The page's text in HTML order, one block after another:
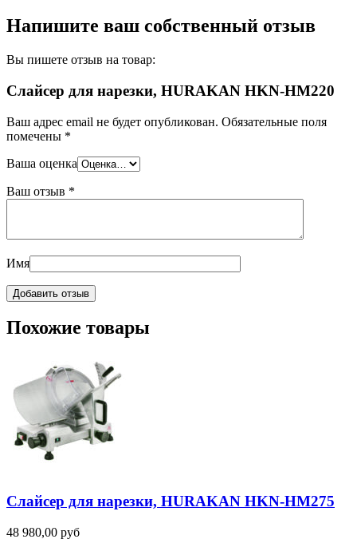
Напишите ваш собственный отзыв
Вы пишете отзыв на товар:
Слайсер для нарезки, HURAKAN HKN-HM220
Ваш адрес email не будет опубликован. Обязательные поля
помечены *
Ваша оценка
Ваш отзыв *
Имя
Похожие товары
Слайсер для нарезки, HURAKAN HKN-HM275
48 980,00 руб